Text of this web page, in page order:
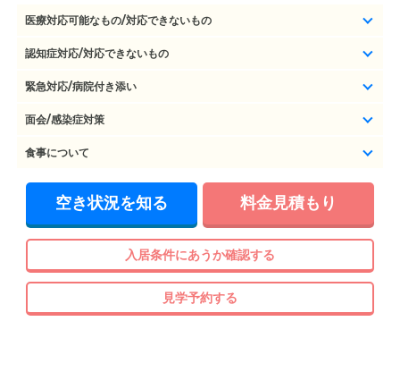
医療対応可能なもの/対応できないもの
認知症対応/対応できないもの
緊急対応/病院付き添い
面会/感染症対策
食事について
空き状況を知る 料金見積もり
入居条件にあうか確認する
見学予約する